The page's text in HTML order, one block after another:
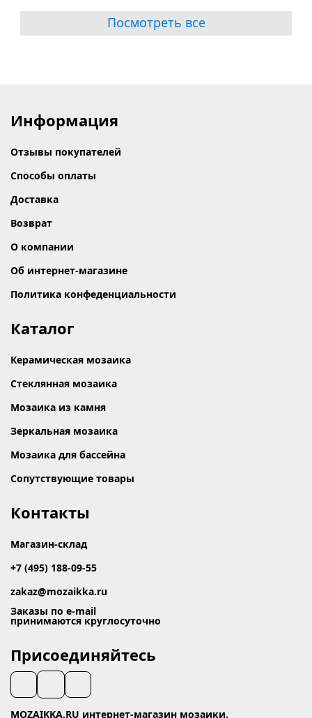
Посмотреть все
Информация
Отзывы покупателей
Способы оплаты
Доставка
Возврат
О компании
Об интернет-магазине
Политика конфеденциальности
Каталог
Керамическая мозаика
Стеклянная мозаика
Мозаика из камня
Зеркальная мозаика
Мозаика для бассейна
Сопутствующие товары
Контакты
Магазин-склад
+7 (495) 188-09-55
zakaz@mozaikka.ru
Заказы по e-mail
принимаются круглосуточно
Присоединяйтесь
MOZAIKKA.RU интернет-магазин мозаики.